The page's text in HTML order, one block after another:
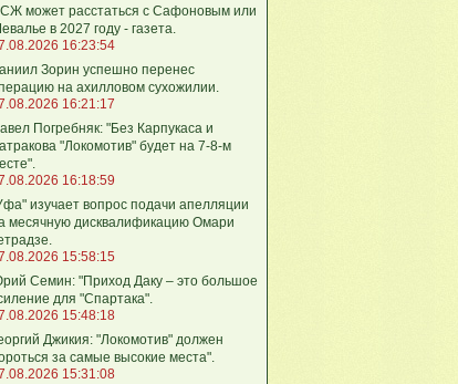
может расстаться с Сафоновым или
в 2027 году - газета.
16:23:54
Зорин успешно перенес
на ахилловом сухожилии.
16:21:17
Погребняк: "Без Карпукаса и
"Локомотив" будет на 7-8-м
16:18:59
изучает вопрос подачи апелляции
месячную дисквалификацию Омари
15:58:15
Семин: "Приход Даку – это большое
для "Спартака".
15:48:18
Джикия: "Локомотив" должен
за самые высокие места".
15:31:08